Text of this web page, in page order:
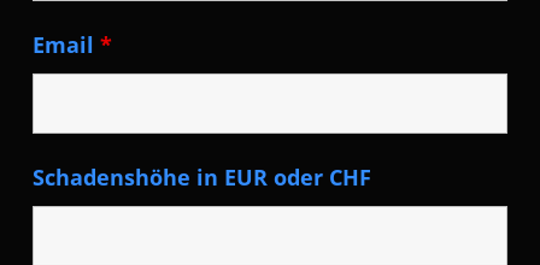
Email*
Schadenshöhe in EUR oder CHF